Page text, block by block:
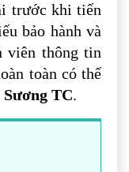
trước khi tiến
bảo hành và
viên thông tin
toàn có thể
Sương TC.